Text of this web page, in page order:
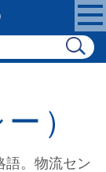
）
語。物流セン